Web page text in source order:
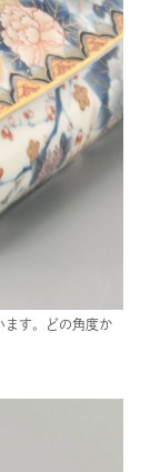
ます。どの角度か